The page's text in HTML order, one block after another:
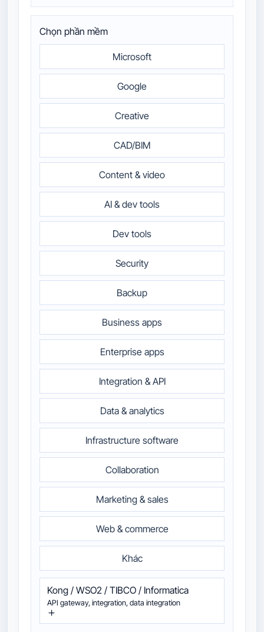
Chọn phần mềm
Microsoft
Google
Creative
CAD/BIM
Content & video
AI & dev tools
Dev tools
Security
Backup
Business apps
Enterprise apps
Integration & API
Data & analytics
Infrastructure software
Collaboration
Marketing & sales
Web & commerce
Khác
Kong / WSO2 / TIBCO / Informatica
API gateway, integration, data integration